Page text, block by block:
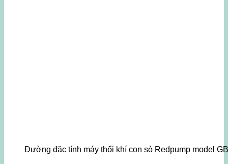
Đường đặc tính máy thổi khí con sò Redpump model